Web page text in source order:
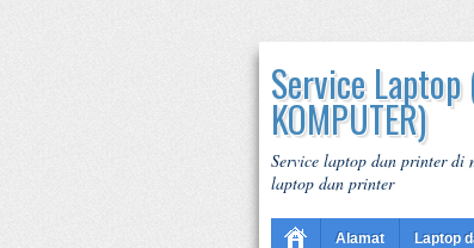
Service Laptop
KOMPUTER)
Service laptop dan printer di
laptop dan printer
Alamat Laptop